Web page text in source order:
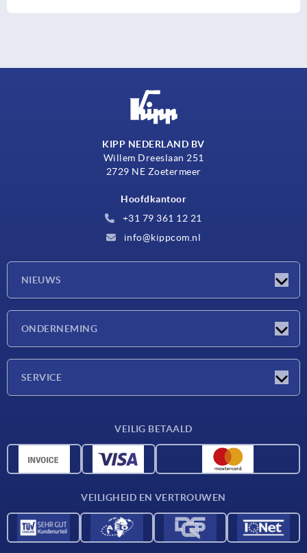
KIPP NEDERLAND BV
Willem Dreeslaan 251
2729 NE Zoetermeer
Hoofdkantoor
+31 79 361 12 21
info@kippcom.nl
NIEUWS
ONDERNEMING
SERVICE
CAD-gegevens
VEILIG BETAALD
VEILIGHEID EN VERTROUWEN